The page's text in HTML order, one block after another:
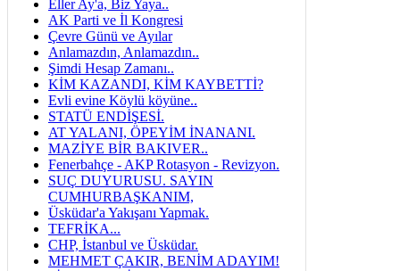
Eller Ay'a, Biz Yaya..
AK Parti ve İl Kongresi
Çevre Günü ve Ayılar
Anlamazdın, Anlamazdın..
Şimdi Hesap Zamanı..
KİM KAZANDI, KİM KAYBETTİ?
Evli evine Köylü köyüne..
STATÜ ENDİŞESİ.
AT YALANI, ÖPEYİM İNANANI.
MAZİYE BİR BAKIVER..
Fenerbahçe - AKP Rotasyon - Revizyon.
SUÇ DUYURUSU. SAYIN
CUMHURBAŞKANIM,
Üsküdar'a Yakışanı Yapmak.
TEFRİKA...
CHP, İstanbul ve Üsküdar.
MEHMET ÇAKIR, BENİM ADAYIM!